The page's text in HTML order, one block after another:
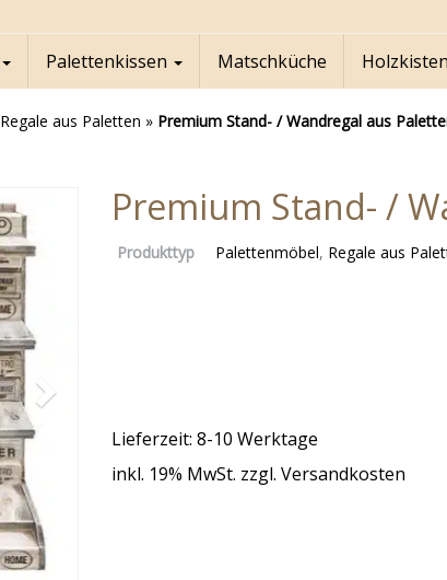
Palettenkissen Matschküche Holzkisten
Regale aus Paletten » Premium Stand- / Wandregal aus
Premium Stand- /
Produkttyp Palettenmöbel, Regale aus
Lieferzeit: 8-10 Werktage
inkl. 19% MwSt. zzgl. Versandkosten